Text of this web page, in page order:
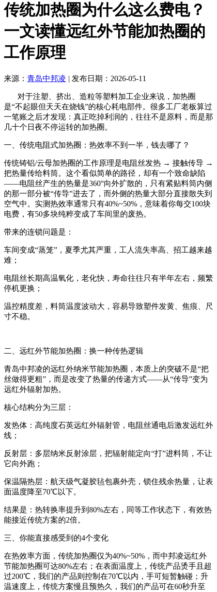
传统加热圈为什么这么费电？
一文读懂远红外节能加热圈的
工作原理
来源： 青岛中邦凌 | 发布日期：2026-05-11
对于注塑、挤出、造粒等塑料加工企业来说，加热圈
是“不起眼但天天在烧钱”的核心耗电部件。很多工厂老板算过
一笔账之后才发现：真正吃掉利润的，往往不是原料，而是那
几十个日夜不停运转的加热圈。
一、传统电阻式加热圈：热效率不到一半，钱去哪了？
传统铸铝/云母加热圈的工作原理是电阻丝发热 → 接触传导 →
把热量传给料筒。这个看似简单的路径，却有一个致命缺陷
——电阻丝产生的热量是360°向外扩散的，只有紧贴料筒内侧
的那一部分被“传导”进去了，而外侧的热量大部分直接散失到
空气中。实测热效率通常只有40%~50% ，意味着你每交100块
电费，有50多块纯粹变成了车间里的废热。
带来的连锁问题是：
车间变成“蒸笼” ，夏季尤其严重，工人流失率高、招工越来越
难；
电阻丝长期高温氧化，老化快，寿命往往只有半年左右，频繁
停机更换；
温控精度差，料筒温度波动大，容易导致塑件发黄、焦痕、尺
寸不稳。
二、远红外节能加热圈：换一种传热逻辑
青岛中邦凌的远红外纳米节能加热圈，本质上的突破不是“把
丝做得更粗” ，而是改变了热量的传递方式——从“传导”变为
远红外辐射加热。
核心结构分为三层：
发热体：高纯度石英远红外辐射管，电阻丝通电后激发远红外
线；
反射层：多层纳米反射涂层，把辐射能定向“打”进料筒，不让
它向外跑；
保温隔热层：航天级气凝胶毡包裹外壳，锁住残余热量，让表
面温度降至70℃ 以下。
结果是：热转换率提升到 80%左右 ，同等工作状态下，有效热
能接近传统方案的2倍。
三、你能直接感受到的4个变化
在热效率方面，传统加热圈仅为40%~50% ，而中邦凌远红外
节能加热圈可达80%左右 ；在表面温度上，传统产品烫手且超
过200℃ ，我们的产品则控制在70℃ 以内，手可短暂触碰；升
温速度上，传统方案慢且预热久，我们的产品可在60秒升至